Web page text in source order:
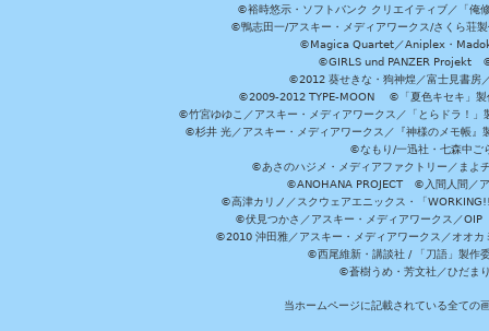
©裕時悠示・ソフトバンク クリエイティブ／「
©鴨志田一/アスキー・メディアワークス/さく
©Magica Quartet／Aniplex・
©GIRLS und PANZER Projekt ©
©2012 葵せきな・狗神煌／富士見書
©2009-2012 TYPE-MOON ©「夏色キセキ」製
©竹宮ゆゆこ／アスキー・メディアワークス／「とらドラ！
©杉井 光／アスキー・メディアワークス／『神様のメモ帳
©なもり/一迅社・七森中
©あさのハジメ・メディアファクトリー／ま
©ANOHANA PROJECT ©入間人間／ア
©高津カリノ／スクウェアエニックス・「
©伏見つかさ／アスキー・メディアワークス／
©2010 沖田雅／アスキー・メディアワークス／オオ
©西尾維新・講談社 / 「刀語」製作
©蒼樹うめ・芳文社／ひだま
当ホームページに記載されている全ての